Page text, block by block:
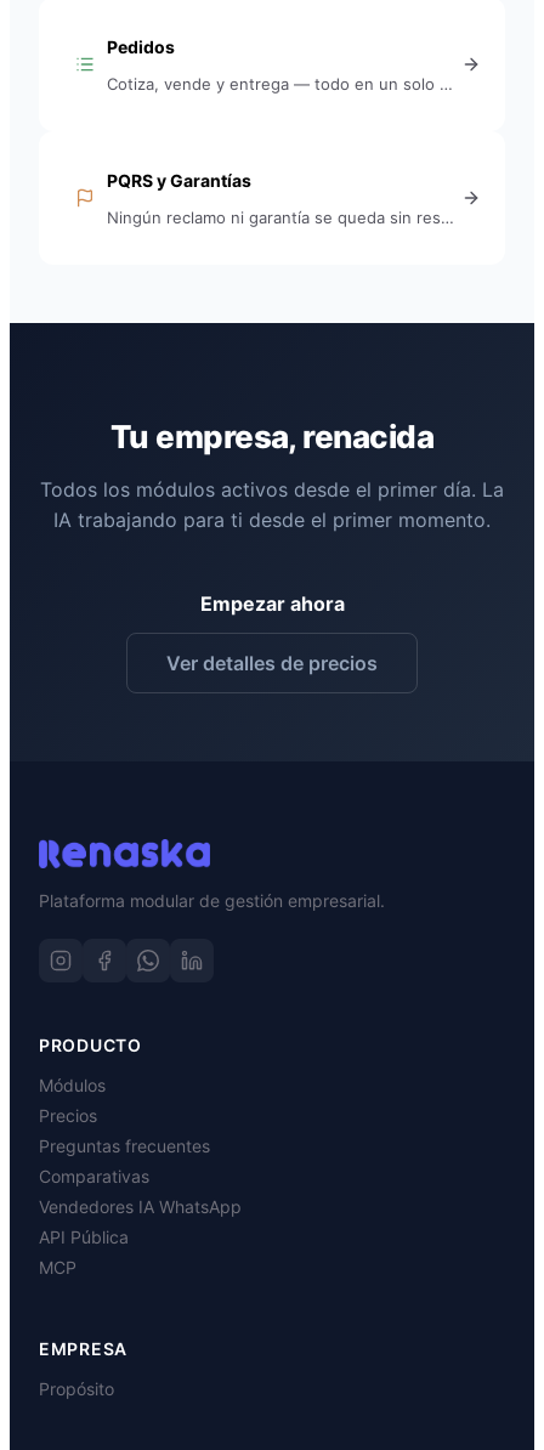
Pedidos
Cotiza, vende y entrega — todo en un solo módulo.
PQRS y Garantías
Ningún reclamo ni garantía se queda sin respuesta ni seguimiento.
Tu empresa, renacida
Todos los módulos activos desde el primer día. La
IA trabajando para ti desde el primer momento.
Empezar ahora
Ver detalles de precios
Plataforma modular de gestión empresarial.
PRODUCTO
Módulos
Precios
Preguntas frecuentes
Comparativas
Vendedores IA WhatsApp
API Pública
MCP
EMPRESA
Propósito